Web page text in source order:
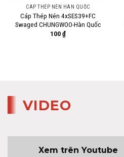
CÁP THÉP NÉN HÀN QUỐC
Cáp Thép Nén 4xSES39+FC
Swaged CHUNGWOO-Hàn Quốc
100₫
VIDEO
Xem trên Youtube